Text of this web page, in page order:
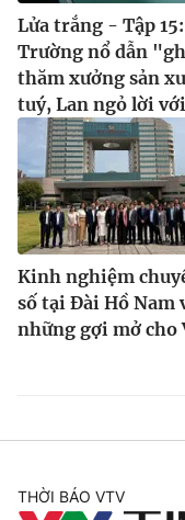
Lửa trắng - Tập 15:
Trường nổ dẫn
thăm xưởng sản
tuý, Lan ngỏ lời
Kinh nghiệm
số tại Đài Hồ Nam
những gợi mở cho
THỜI BÁO VTV